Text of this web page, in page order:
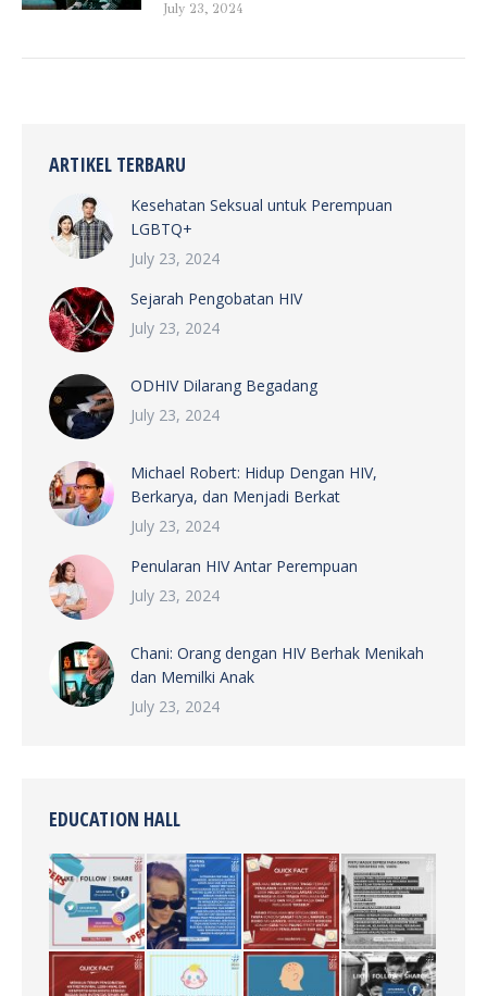
July 23, 2024
ARTIKEL TERBARU
Kesehatan Seksual untuk Perempuan
LGBTQ+
July 23, 2024
Sejarah Pengobatan HIV
July 23, 2024
ODHIV Dilarang Begadang
July 23, 2024
Michael Robert: Hidup Dengan HIV,
Berkarya, dan Menjadi Berkat
July 23, 2024
Penularan HIV Antar Perempuan
July 23, 2024
Chani: Orang dengan HIV Berhak Menikah
dan Memilki Anak
July 23, 2024
EDUCATION HALL